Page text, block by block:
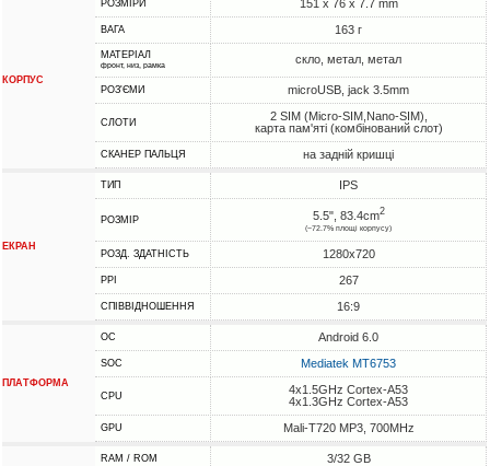
КОРПУС
РОЗМІРИ 151 x 76 x 7.7 mm
ВАГА 163 г
МАТЕРІАЛ
фронт, низ, рамка скло, метал, метал
РОЗ'ЄМИ microUSB, jack 3.5mm
СЛОТИ
2 SIM (Micro-SIM,Nano-SIM),
карта пам'яті (комбінований слот)
СКАНЕР ПАЛЬЦЯ на задній кришці
ЕКРАН
ТИП IPS
РОЗМІР 5.5", 83.4cm2
(~72.7% площі корпусу)
РОЗД. ЗДАТНІСТЬ 1280x720
PPI 267
СПІВВІДНОШЕННЯ 16:9
ПЛАТФОРМА
ОС Android 6.0
SOC Mediatek MT6753
CPU
4x1.5GHz Cortex-A53
4x1.3GHz Cortex-A53
GPU Mali-T720 MP3, 700MHz
RAM / ROM 3/32 GB